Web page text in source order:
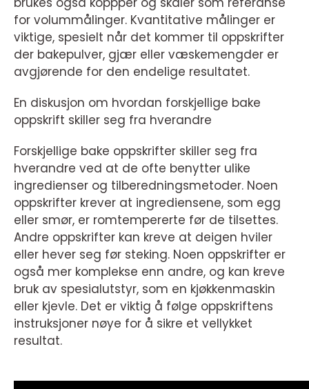
for volummålinger. Kvantitative målinger er
viktige, spesielt når det kommer til oppskrifter
der bakepulver, gjær eller væskemengder er
avgjørende for den endelige resultatet.
En diskusjon om hvordan forskjellige bake
oppskrift skiller seg fra hverandre
Forskjellige bake oppskrifter skiller seg fra
hverandre ved at de ofte benytter ulike
ingredienser og tilberedningsmetoder. Noen
oppskrifter krever at ingrediensene, som egg
eller smør, er romtempererte før de tilsettes.
Andre oppskrifter kan kreve at deigen hviler
eller hever seg før steking. Noen oppskrifter er
også mer komplekse enn andre, og kan kreve
bruk av spesialutstyr, som en kjøkkenmaskin
eller kjevle. Det er viktig å følge oppskriftens
instruksjoner nøye for å sikre et vellykket
resultat.